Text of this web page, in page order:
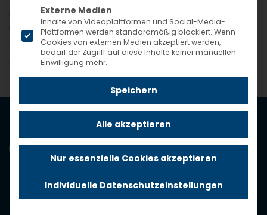
Du möchtest einen Basketballständer kaufen oder
interessierst Dich für die technischen
Ausstattungsmerkmale eines...
Weiterlesen
Produkte Unternehmen
Externe Medien
Inhalte von Videoplattformen und Social-Media-
Plattformen werden standardmäßig blockiert. Wenn
Cookies von externen Medien akzeptiert werden,
bedarf der Zugriff auf diese Inhalte keiner manuellen
Einwilligung mehr.
Speichern
Alle akzeptieren
Nur essenzielle Cookies akzeptieren
Individuelle Datenschutzeinstellungen